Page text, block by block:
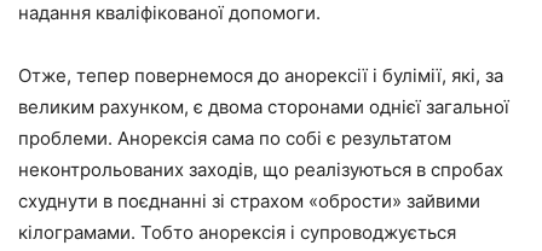
надання кваліфікованої допомоги.
Отже, тепер повернемося до анорексії і булімії, які, за
великим рахунком, є двома сторонами однієї загальної
проблеми. Анорексія сама по собі є результатом
неконтрольованих заходів, що реалізуються в спробах
схуднути в поєднанні зі страхом «обрости» зайвими
кілограмами. Тобто анорексія і супроводжується